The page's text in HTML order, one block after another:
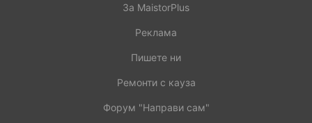
За MaistorPlus
Реклама
Пишете ни
Ремонти с кауза
Форум "Направи сам"